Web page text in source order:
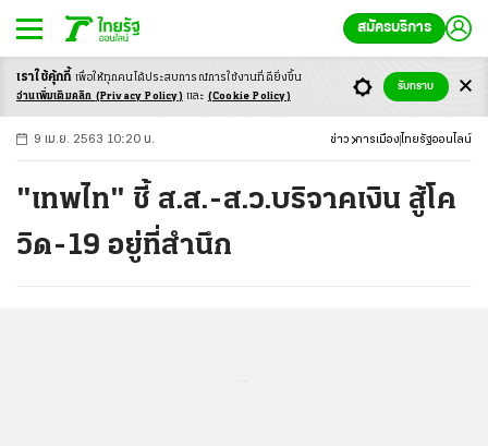
สมัครบริการ
-ก ก ก+
9 เม.ย. 2563 10:20 น. ข่าว การเมือง ไทยรัฐออนไลน์
"เทพไท" ชี้ ส.ส.-ส.ว.บริจาคเงิน สู้โค
วิด-19 อยู่ที่สำนึก
เราใช้คุ้กกี้ เพื่อให้ทุกคนได้ประสบการณ์การใช้งานที่ดียิ่งขึ้น
อ่านเพิ่มเติมคลิก (Privacy Policy) และ (Cookie Policy)
รับทราบ